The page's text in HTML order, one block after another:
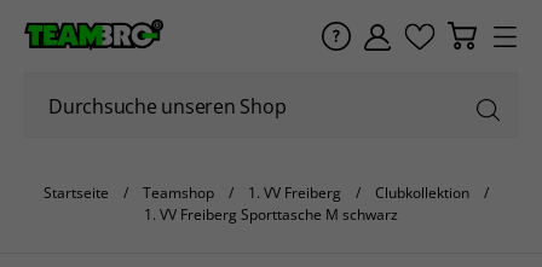
Startseite Teamshop 1. VV Freiberg
Clubkollektion
1. VV Freiberg Sporttasche M schwarz